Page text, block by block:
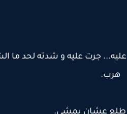
جرت عليه و شدته لحد ما
هرب.
طلع عشان يمشي.